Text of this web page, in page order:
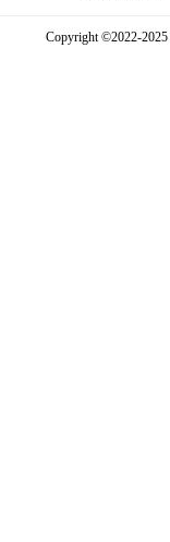
Copyright ©2022-2025